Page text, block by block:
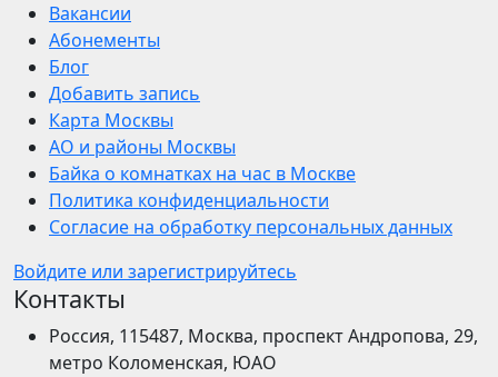
Вакансии
Абонементы
Блог
Добавить запись
Карта Москвы
АО и районы Москвы
Байка о комнатках на час в Москве
Политика конфиденциальности
Согласие на обработку персональных данных
Войдите или зарегистрируйтесь
Контакты
Россия, 115487, Москва, проспект Андропова, 29,
метро Коломенская, ЮАО